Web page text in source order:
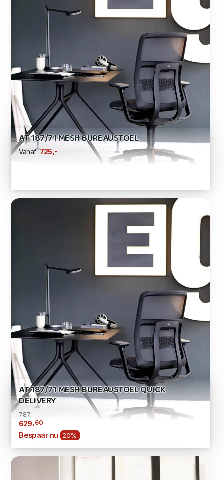
AT 187/71 MESH BUREAUSTOEL
Vanaf 725 ,-
AT 187/71 MESH BUREAUSTOEL QUICK
DELIVERY
787,-
629,60
Bespaar nu 20%